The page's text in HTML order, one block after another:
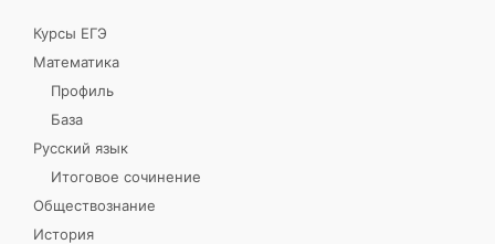
Курсы ЕГЭ
Математика
Профиль
База
Русский язык
Итоговое сочинение
Обществознание
История